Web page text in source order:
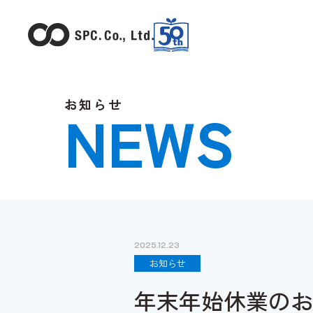
お知らせ
NEWS
2025.12.23
お知らせ
年末年始休業の